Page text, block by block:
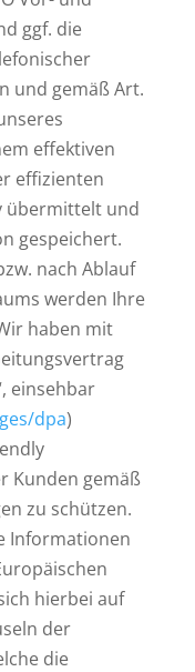
ggf. die
und gemäß Art.
effektiven
effizienten
übermittelt und
gespeichert.
nach Ablauf
werden Ihre
haben mit
einsehbar
dpa)
Kunden gemäß
zu schützen.
Informationen
hierbei auf
der
die